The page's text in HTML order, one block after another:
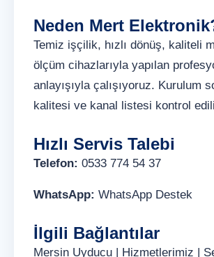
Neden Mert
Temiz işçilik, hızlı dönüş, kaliteli
ölçüm cihazlarıyla yapılan
anlayışıyla çalışıyoruz. Kurulum
kalitesi ve kanal listesi kontrol
Hızlı Servis Talebi
Telefon: 0533 774 54 37
WhatsApp: WhatsApp Destek
İlgili Bağlantılar
Mersin Uyducu | Hizmetlerimiz |